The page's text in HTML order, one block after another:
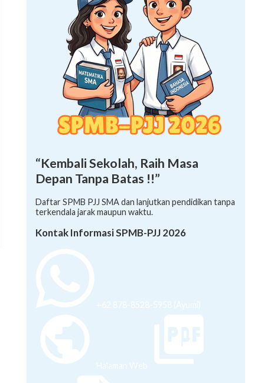
“Kembali Sekolah, Raih Masa
Depan Tanpa Batas !!”
Daftar SPMB PJJ SMA dan lanjutkan pendidikan tanpa
terkendala jarak maupun waktu.
Kontak Informasi SPMB-PJJ 2026
+62 878-8528-5958 (Ayumi)
Halaman Web